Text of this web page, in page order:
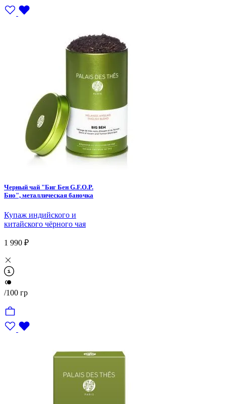
Черный чай "Биг Бен G.F.O.P.
Био", металлическая баночка
Купаж индийского и
китайского чёрного чая
1 990 ₽
/100 гр